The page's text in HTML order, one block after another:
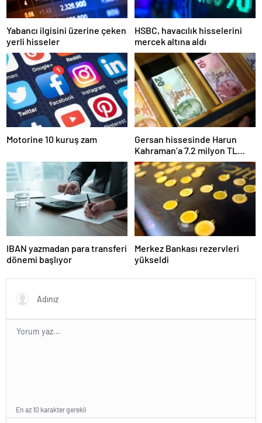
Yabancı ilgisini üzerine çeken
yerli hisseler
HSBC, havacılık hisselerini
mercek altına aldı
Motorine 10 kuruş zam
Gersan hissesinde Harun
Kahraman’a 7.2 milyon TL
para cezası
IBAN yazmadan para transferi
dönemi başlıyor
Merkez Bankası rezervleri
yükseldi
En az 10 karakter gerekli